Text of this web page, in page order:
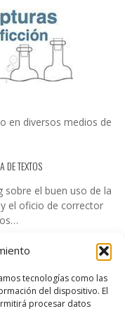
tecnologías como las
del dispositivo. El
procesar datos
en diversos medios de
DE TEXTOS
sobre el buen uso de la
el oficio de corrector